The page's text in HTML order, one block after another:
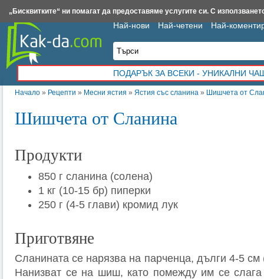
Начало » Рецепти » Месни ястия » Ястия със сланина » Шишчета от
Шишчета от Сланина
Продукти
850 г сланина (солена)
1 кг (10-15 бр) пиперки
250 г (4-5 глави) кромид лук
Приготвяне
Сланината се нарязва на парченца, дълги 4-5
Нанизват се на шиш, като помежду им се слага
Най-нови Най-четени Най-
ПОДАРЪК ЗА ВСЕКИ - УНИКАЛНИ
Insert.bg Framar.bg Kak-da.com Iztochnik.com BauBau.bg NewAge.bg
„Бисквитките“ ни помагат да предоставяме услугите си. С